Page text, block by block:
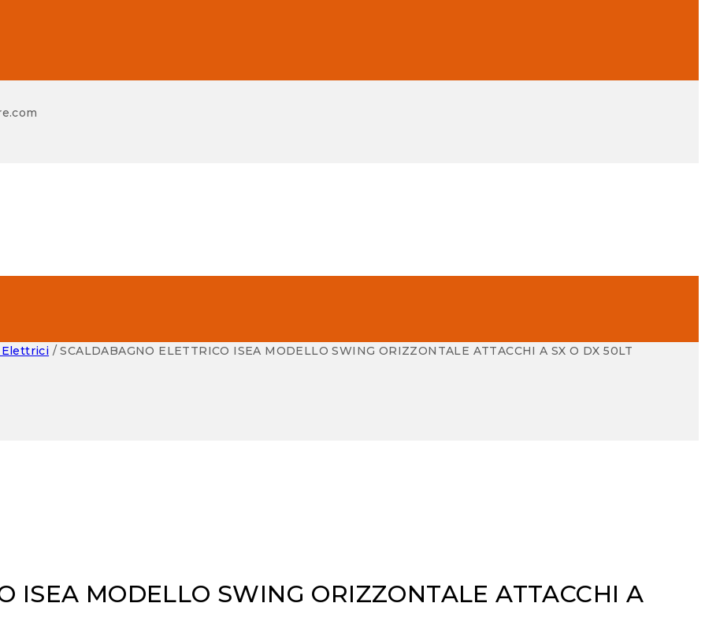
Elettrici / SCALDABAGNO ELETTRICO ISEA MODELLO SWING ORIZZONTALE ATTACCHI A SX O DX 50LT
ISEA MODELLO SWING ORIZZONTALE ATTACCHI A